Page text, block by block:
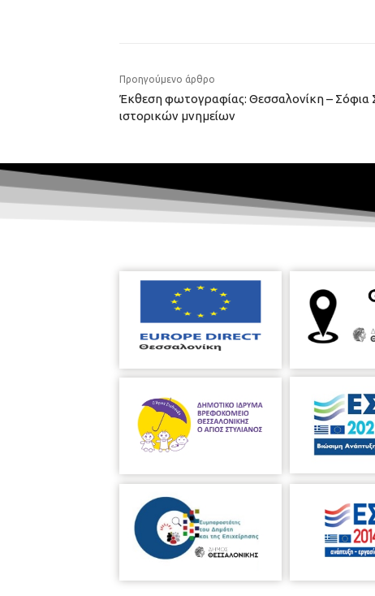
Προηγούμενο άρθρο
Έκθεση φωτογραφίας: Θεσσαλονίκη – Σόφια
ιστορικών μνημείων